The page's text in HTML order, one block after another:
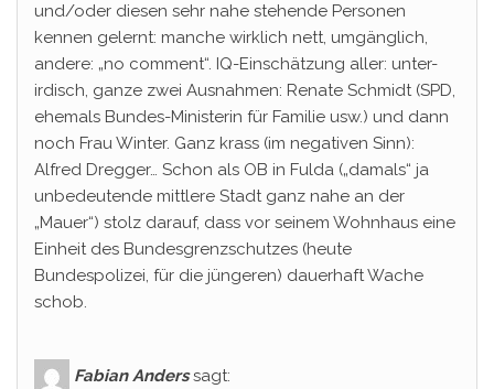
und/oder diesen sehr nahe stehende Personen
kennen gelernt: manche wirklich nett, umgänglich,
andere: „no comment“. IQ-Einschätzung aller: unter-
irdisch, ganze zwei Ausnahmen: Renate Schmidt (SPD,
ehemals Bundes-Ministerin für Familie usw.) und dann
noch Frau Winter. Ganz krass (im negativen Sinn):
Alfred Dregger… Schon als OB in Fulda („damals“ ja
unbedeutende mittlere Stadt ganz nahe an der
„Mauer“) stolz darauf, dass vor seinem Wohnhaus eine
Einheit des Bundesgrenzschutzes (heute
Bundespolizei, für die jüngeren) dauerhaft Wache
schob.
Fabian Anders sagt: